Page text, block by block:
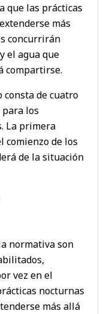
que las prácticas
más
concurrirán
el agua que
compartirse.
de cuatro
los
La primera
comienzo de los
de la situación
normativa son
vez en el
nocturnas
más allá